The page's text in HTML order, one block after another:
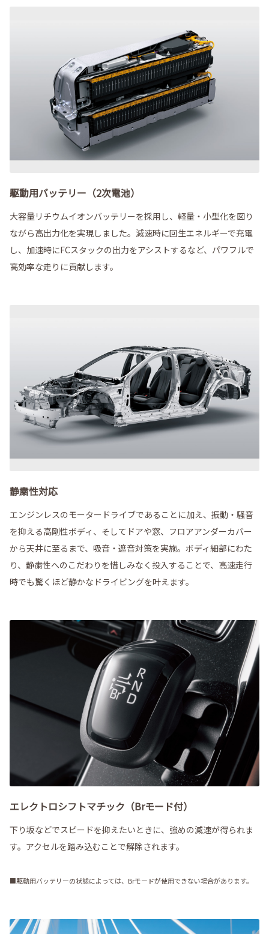
駆動用バッテリー（2次電池）
大容量リチウムイオンバッテリーを採用し、軽量・小型化を図り
ながら高出力化を実現しました。減速時に回生エネルギーで充電
し、加速時にFCスタックの出力をアシストするなど、パワフルで
高効率な走りに貢献します。
静粛性対応
エンジンレスのモータードライブであることに加え、振動・騒音
を抑える高剛性ボディ、そしてドアや窓、フロアアンダーカバー
から天井に至るまで、吸音・遮音対策を実施。ボディ細部にわた
り、静粛性へのこだわりを惜しみなく投入することで、高速走行
時でも驚くほど静かなドライビングを叶えます。
エレクトロシフトマチック（Brモード付）
下り坂などでスピードを抑えたいときに、強めの減速が得られま
す。アクセルを踏み込むことで解除されます。
■駆動用バッテリーの状態によっては、Brモードが使用できない場合があります。